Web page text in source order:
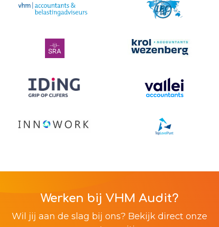
Werken bij VHM Audit?
Wil jij aan de slag bij ons? Bekijk direct onze